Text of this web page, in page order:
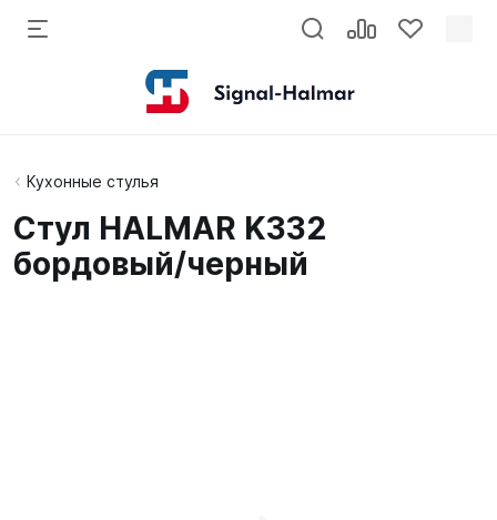
Кухонные стулья
Стул HALMAR K332
бордовый/черный